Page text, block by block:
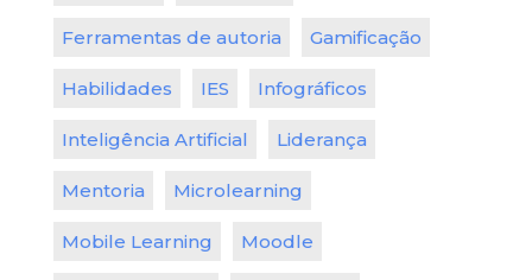
Ferramentas de autoria Gamificação
Habilidades IES Infográficos
Inteligência Artificial Liderança
Mentoria Microlearning
Mobile Learning Moodle